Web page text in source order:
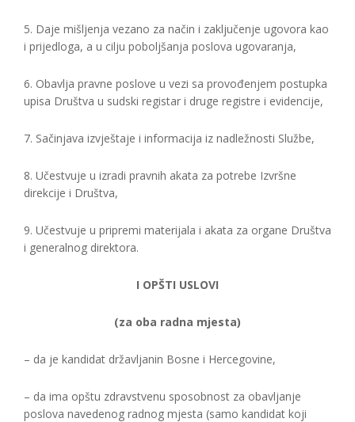
5. Daje mišljenja vezano za način i zaključenje ugovora kao
i prijedloga, a u cilju poboljšanja poslova ugovaranja,
6. Obavlja pravne poslove u vezi sa provođenjem postupka
upisa Društva u sudski registar i druge registre i evidencije,
7. Sačinjava izvještaje i informacija iz nadležnosti Službe,
8. Učestvuje u izradi pravnih akata za potrebe Izvršne
direkcije i Društva,
9. Učestvuje u pripremi materijala i akata za organe Društva
i generalnog direktora.
I OPŠTI USLOVI
(za oba radna mjesta)
– da je kandidat državljanin Bosne i Hercegovine,
– da ima opštu zdravstvenu sposobnost za obavljanje
poslova navedenog radnog mjesta (samo kandidat koji